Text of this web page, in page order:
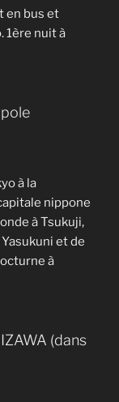
en bus et
1ère nuit à
à la
nippone
à Tsukuji,
et de
à
(dans